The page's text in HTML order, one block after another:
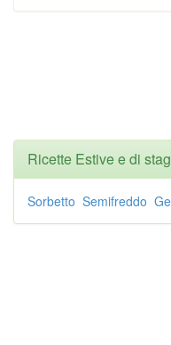
Ricette Estive e di
Sorbetto Semifreddo